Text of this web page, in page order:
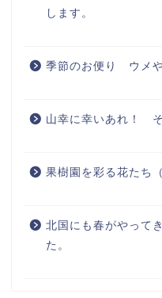
します。
季節のお便り ウメ
山幸に幸いあれ！ そ
果樹園を彩る花たち
北国にも春がやって
た。